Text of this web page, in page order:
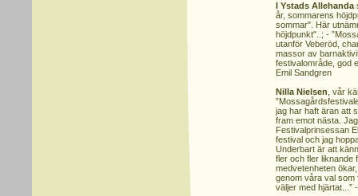
I Ystads Allehanda
år, sommarens
sommar". Här
höjdpunkt"..; -
utanför Veberöd,
massor av
festivalområde, god
Emil Sandgren
Nilla Nielsen , vår
jag har haft äran att
fram emot nästa.
Festivalprinsessan
festival och jag
Underbart är att
fler och fler liknande
medvetenheten
genom våra val som
väljer med hjärtat...”